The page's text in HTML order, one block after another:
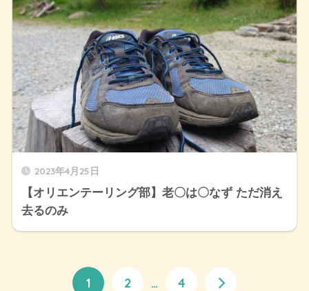
2023年4月25日
【オリエンテーリング部】老〇は〇なず ただ消え
去るのみ
1 2 … 4